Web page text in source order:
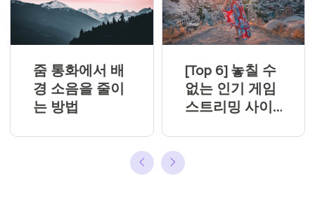
줌 통화에서 배
경 소음을 줄이
는 방법
[Top 6] 놓칠 수
없는 인기 게임
스트리밍 사이